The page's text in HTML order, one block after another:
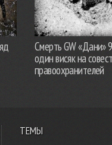
Смерть GW «Дани»
один висяк на
правоохранителей
ТЕМЫ